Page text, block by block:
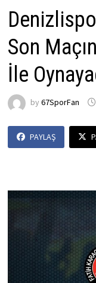
Son
İle
by 67SporFan
PAYLAŞ